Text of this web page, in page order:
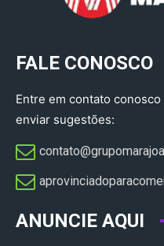
FALE CONOSCO
Entre em contato
enviar sugestões:
ANUNCIE AQUI